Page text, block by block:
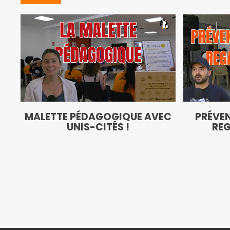
MALETTE PÉDAGOGIQUE AVEC
UNIS-CITÉS !